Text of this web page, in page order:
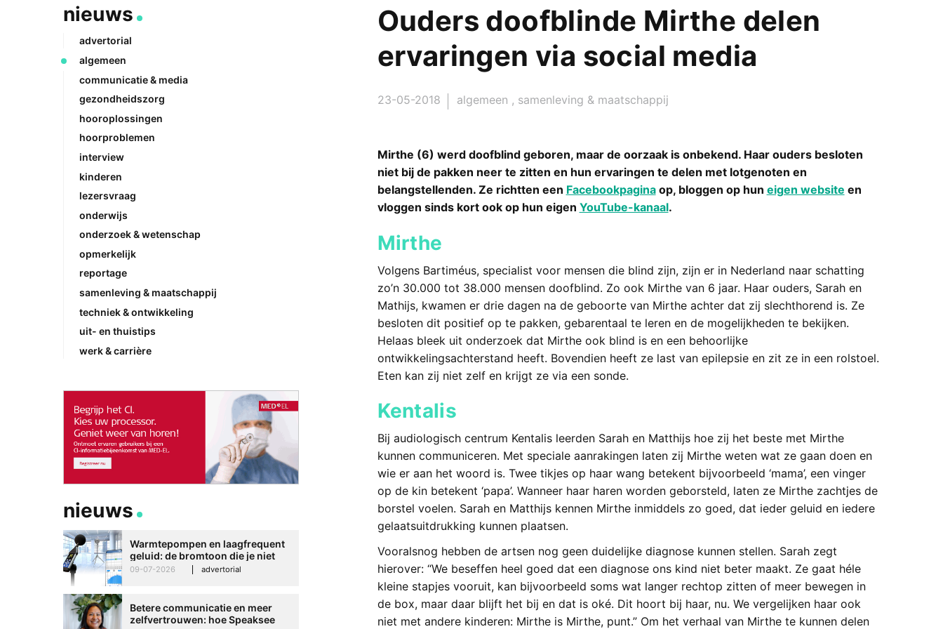
Ouders doofblinde Mirthe delen
ervaringen via social media
23-05-2018 algemeen , samenleving & maatschappij
Mirthe (6) werd doofblind geboren, maar de oorzaak is onbekend. Haar ouders besloten
niet bij de pakken neer te zitten en hun ervaringen te delen met lotgenoten en
belangstellenden. Ze richtten een Facebookpaginaop, bloggen op hun eigen website en
vloggen sinds kort ook op hun eigen YouTube-kanaal.
Mirthe
Volgens Bartiméus, specialist voor mensen die blind zijn, zijn er in Nederland naar schatting
zo’n 30.000 tot 38.000 mensen doofblind. Zo ook Mirthe van 6 jaar. Haar ouders, Sarah en
Mathijs, kwamen er drie dagen na de geboorte van Mirthe achter dat zij slechthorend is. Ze
besloten dit positief op te pakken, gebarentaal te leren en de mogelijkheden te bekijken.
Helaas bleek uit onderzoek dat Mirthe ook blind is en een behoorlijke
ontwikkelingsachterstand heeft. Bovendien heeft ze last van epilepsie en zit ze in een rolstoel.
Eten kan zij niet zelf en krijgt ze via een sonde.
Kentalis
Bij audiologisch centrum Kentalis leerden Sarah en Matthijs hoe zij het beste met Mirthe
kunnen communiceren. Met speciale aanrakingen laten zij Mirthe weten wat ze gaan doen en
wie er aan het woord is. Twee tikjes op haar wang betekent bijvoorbeeld ‘mama’, een vinger
op de kin betekent ‘papa’. Wanneer haar haren worden geborsteld, laten ze Mirthe zachtjes de
borstel voelen. Sarah en Matthijs kennen Mirthe inmiddels zo goed, dat ieder geluid en iedere
gelaatsuitdrukking kunnen plaatsen.
Vooralsnog hebben de artsen nog geen duidelijke diagnose kunnen stellen. Sarah zegt
hierover: “We beseffen heel goed dat een diagnose ons kind niet beter maakt. Ze gaat héle
kleine stapjes vooruit, kan bijvoorbeeld soms wat langer rechtop zitten of meer bewegen in
de box, maar daar blijft het bij en dat is oké. Dit hoort bij haar, nu. We vergelijken haar ook
niet met andere kinderen: Mirthe is Mirthe, punt.” Om het verhaal van Mirthe te kunnen delen
nieuws
advertorial
algemeen
communicatie & media
gezondheidszorg
hooroplossingen
hoorproblemen
interview
kinderen
lezersvraag
onderwijs
onderzoek & wetenschap
opmerkelijk
reportage
samenleving & maatschappij
techniek & ontwikkeling
uit- en thuistips
werk & carrière
nieuws
Warmtepompen en laagfrequent
geluid: de bromtoon die je niet
kunt negeren
09-07-2026 advertorial
Betere communicatie en meer
zelfvertrouwen: hoe Speaksee